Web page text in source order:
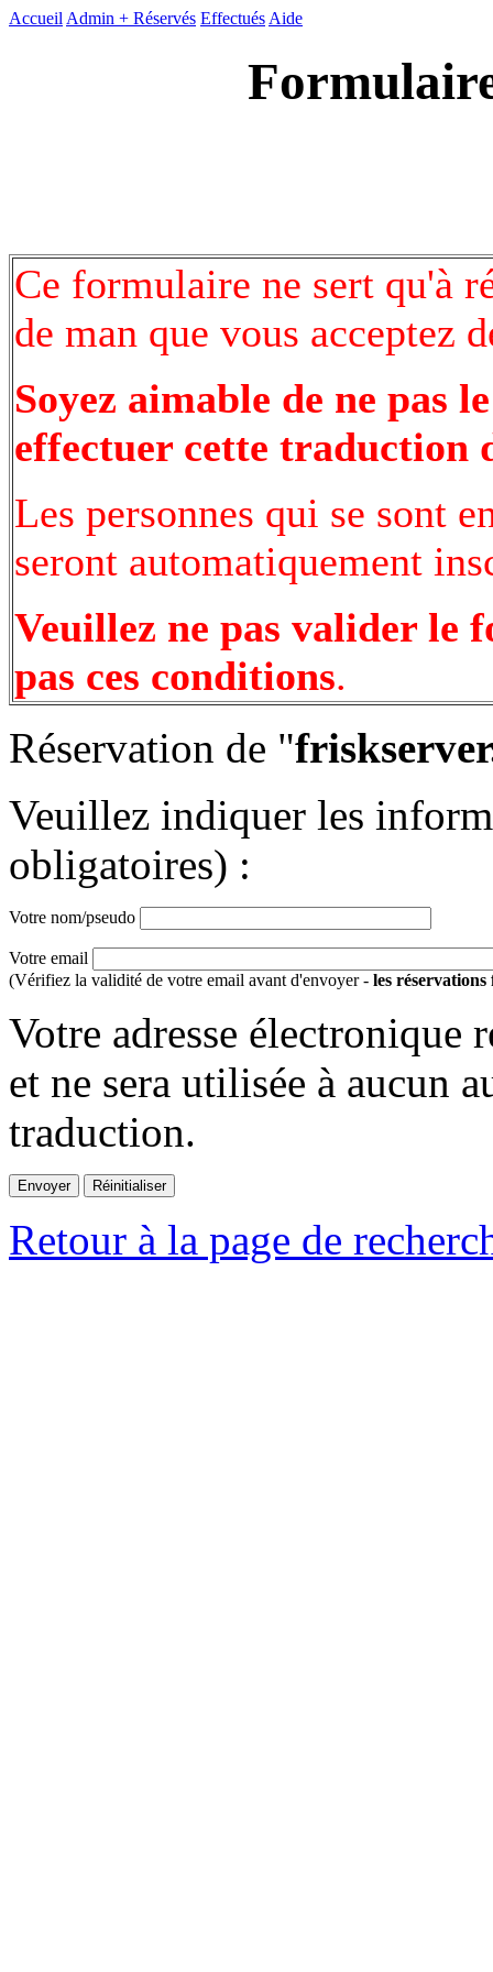
Accueil Admin + Réservés Effectués Aide
Ce formulaire ne sert qu'à
de man que vous acceptez
Soyez aimable de ne pas
effectuer cette traduction
Les personnes qui se sont
seront automatiquement
Veuillez ne pas valider le
pas ces conditions.
Réservation de "
Veuillez indiquer les
obligatoires) :
Votre nom/pseudo
Votre email
(Vérifiez la validité de votre email avant d'envoyer - les réservations
Votre adresse électronique
et ne sera utilisée à aucun
traduction.
Retour à la page de